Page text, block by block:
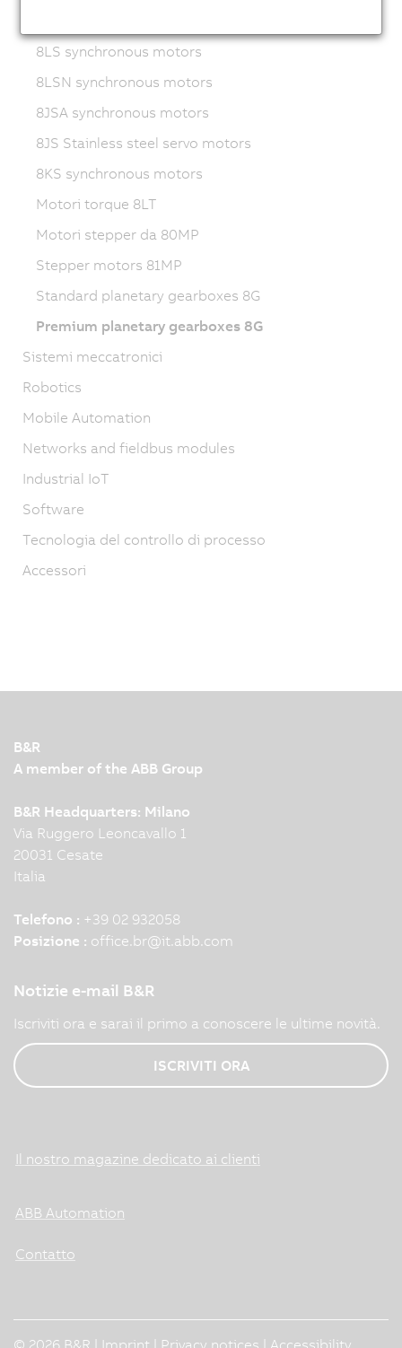
8LS synchronous motors
8LSN synchronous motors
8JSA synchronous motors
8JS Stainless steel servo motors
8KS synchronous motors
Motori torque 8LT
Motori stepper da 80MP
Stepper motors 81MP
Standard planetary gearboxes 8G
Premium planetary gearboxes 8G
Sistemi meccatronici
Robotics
Mobile Automation
Networks and fieldbus modules
Industrial IoT
Software
Tecnologia del controllo di processo
Accessori
B&R
A member of the ABB Group
B&R Headquarters: Milano
Via Ruggero Leoncavallo 1
20031 Cesate
Italia
Telefono : +39 02 932058
Posizione : office.br@it.abb.com
Notizie e-mail B&R
Iscriviti ora e sarai il primo a conoscere le ultime novità.
ISCRIVITI ORA
Il nostro magazine dedicato ai clienti
ABB Automation
Contatto
© 2026 B&R | Imprint Privacy notices Accessibility